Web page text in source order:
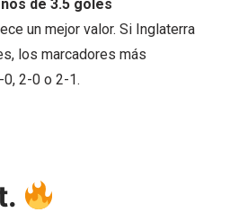
de 3.5 goles
un mejor valor. Si Inglaterra
los marcadores más
2-0 o 2-1.